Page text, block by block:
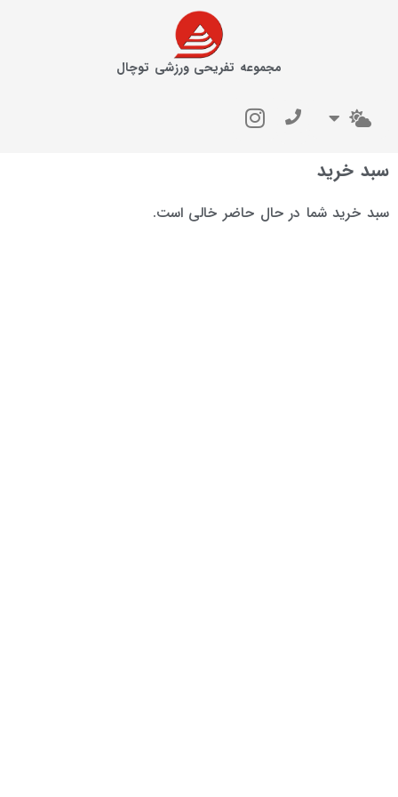
مجموعه تفریحی ورزشی توچال
سبد خرید
سبد خرید شما در حال حاضر خالی است.